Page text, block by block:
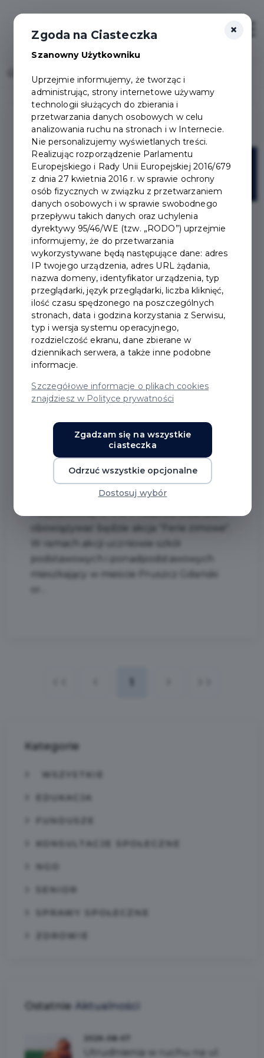
16
Akcja „Ferie zimowe” na
basenie przy Szkole
Podstawowej nr 4
W najbliższe ferie zimowe tj. od 16 do 27
stycznia 2023 r., na basenie przy Szkole
W ramach akcji uczniowie szkół
podstawowych i ponadpodstawowych
mieszkający w mieście Pruszcz Gdański
Kategorie
WSZYSTKIE
EDUKACJA
KONSULTACJE SPOŁECZNE
SPRAWY SPOŁECZNE
ZDROWIE
Ostatnie Aktualności
Utrudnienia w ruchu na ul.
×
Zgoda na Ciasteczka
Szanowny Użytkowniku
Uprzejmie informujemy, że tworząc i
administrując, strony internetowe używamy
technologii służących do zbierania i
przetwarzania danych osobowych w celu
analizowania ruchu na stronach i w Internecie.
Nie personalizujemy wyświetlanych treści.
Realizując rozporządzenie Parlamentu
Europejskiego i Rady Unii Europejskiej 2016/679
z dnia 27 kwietnia 2016 r. w sprawie ochrony
osób fizycznych w związku z przetwarzaniem
danych osobowych i w sprawie swobodnego
przepływu takich danych oraz uchylenia
dyrektywy 95/46/WE (tzw. „RODO”) uprzejmie
informujemy, że do przetwarzania
wykorzystywane będą następujące dane: adres
IP twojego urządzenia, adres URL żądania,
nazwa domeny, identyfikator urządzenia, typ
przeglądarki, język przeglądarki, liczba kliknięć,
ilość czasu spędzonego na poszczególnych
stronach, data i godzina korzystania z Serwisu,
typ i wersja systemu operacyjnego,
rozdzielczość ekranu, dane zbierane w
dziennikach serwera, a także inne podobne
informacje.
Szczegółowe informacje o plikach cookies
znajdziesz w Polityce prywatności
Zgadzam się na wszystkie
ciasteczka
Odrzuć wszystkie opcjonalne
Dostosuj wybór